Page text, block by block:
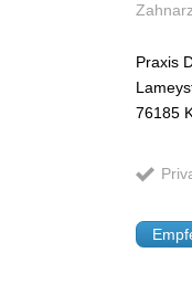
Praxis
76185